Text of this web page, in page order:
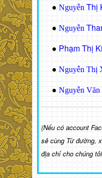
● Nguyễn Thị
● Nguyễn
● Phạm Thị
● Nguyễn Thị
● Nguyễn Văn
(Nếu có account
sẻ cùng Từ đường,
địa chỉ cho chúng